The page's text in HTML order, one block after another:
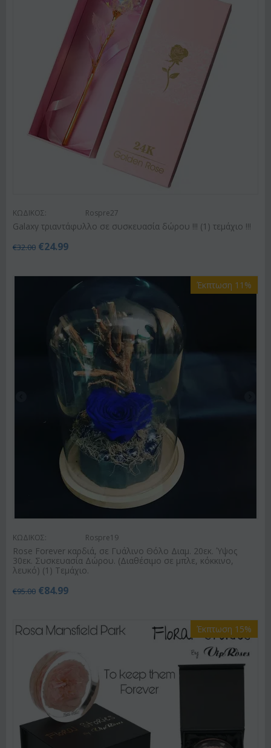
ΚΩΔΙΚΟΣ: Rospre27
Galaxy τριαντάφυλλο σε συσκευασία δώρου !!! (1) τεμάχιo !!!
€32.00 €24.99
Έκπτωση 11%
ΚΩΔΙΚΟΣ: Rospre19
Rose Forever καρδιά, σε Γυάλινο Θόλο Διαμ. 20εκ. Ύψος
30εκ. Συσκευασία Δώρου. (Διαθέσιμο σε μπλε, κόκκινο,
λευκό) (1) Τεμάχιο.
€95.00 €84.99
Έκπτωση 15%